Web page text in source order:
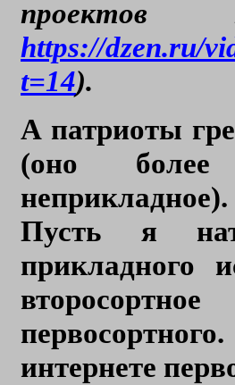
проектов
https://dzen.ru/
t=14).
А патриоты
(оно более
Пусть я
прикладного
интернете